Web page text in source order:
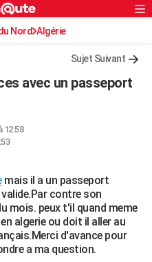
Nord Algérie
Sujet Suivant
avec un passeport
12:58
mais il a un passeport
contre son
mois. peux t'il quand meme
algerie ou doit il aller au
d'avance pour
a ma question.